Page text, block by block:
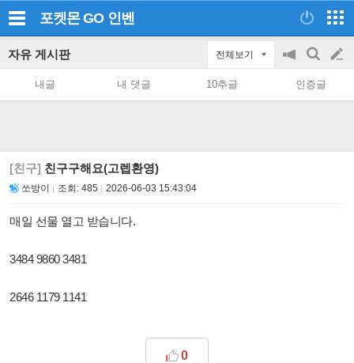
포켓몬 GO 인벤
자유 게시판 전체보기
공
on/off
검
색
글
쓰
내글 내 댓글 10추글 인증글
[친구] 친구구해요(고렙환영)
쏘방이 조회: 485 2026-06-03 15:43:04
매일 선물 열고 받습니다.
3484 9860 3481
2646 1179 1141
0